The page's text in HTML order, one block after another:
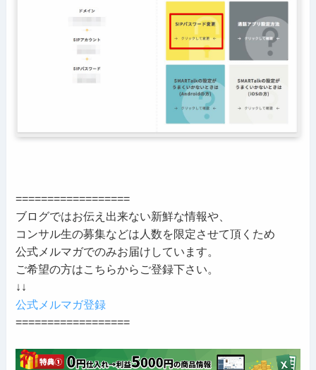
==================
ブログではお伝え出来ない新鮮な情報や、
コンサル生の募集などは人数を限定させて頂くため
公式メルマガでのみお届けしています。
ご希望の方はこちらからご登録下さい。
↓↓
公式メルマガ登録
==================